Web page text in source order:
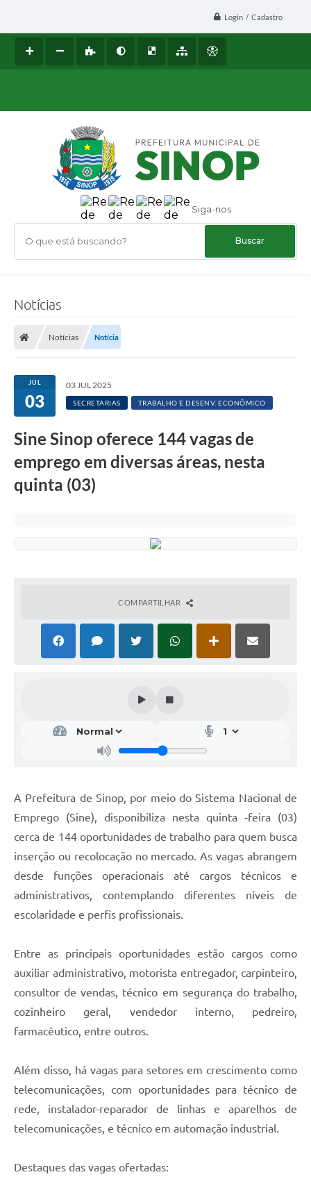
Login / Cadastro
Siga-nos
O que está buscando?
Notícias
Notícias Notícia
JUL
03
03 JUL 2025
SECRETARIAS TRABALHO E DESENV. ECONÔMICO
Sine Sinop oferece 144 vagas de
emprego em diversas áreas, nesta
quinta (03)
COMPARTILHAR
A Prefeitura de Sinop, por meio do Sistema Nacional de
Emprego (Sine), disponibiliza nesta quinta -feira (03)
cerca de 144 oportunidades de trabalho para quem busca
inserção ou recolocação no mercado. As vagas abrangem
desde funções operacionais até cargos técnicos e
administrativos, contemplando diferentes níveis de
escolaridade e perfis profissionais.
Entre as principais oportunidades estão cargos como
auxiliar administrativo, motorista entregador, carpinteiro,
consultor de vendas, técnico em segurança do trabalho,
cozinheiro geral, vendedor interno, pedreiro,
farmacêutico, entre outros.
Além disso, há vagas para setores em crescimento como
telecomunicações, com oportunidades para técnico de
rede, instalador-reparador de linhas e aparelhos de
telecomunicações, e técnico em automação industrial.
Destaques das vagas ofertadas: